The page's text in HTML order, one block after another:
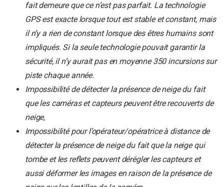
fait demeure que ce n’est pas parfait. La technologie
GPS est exacte lorsque tout est stable et constant, mais
il n’y a rien de constant lorsque des êtres humains sont
impliqués. Si la seule technologie pouvait garantir la
sécurité, il n’y aurait pas en moyenne 350 incursions sur
piste chaque année.
Impossibilité de détecter la présence de neige du fait
que les caméras et capteurs peuvent être recouverts de
neige,
Impossibilité pour l’opérateur/opératrice à distance de
détecter la présence de neige du fait que la neige qui
tombe et les reflets peuvent dérégler les capteurs et
aussi déformer les images en raison de la présence de